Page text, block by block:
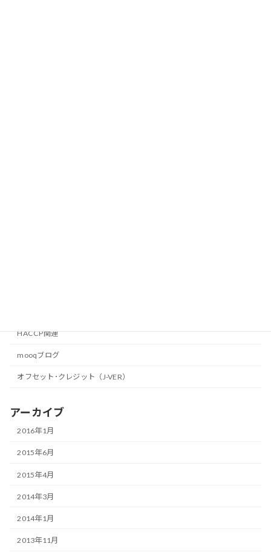
HACCP関連
mooqブログ
オフセット･クレジット（J-VER）
アーカイブ
2016年1月
2015年6月
2015年4月
2014年3月
2014年1月
2013年11月